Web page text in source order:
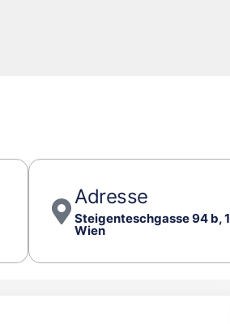
Adresse
Steigenteschgasse 94 b,
Wien